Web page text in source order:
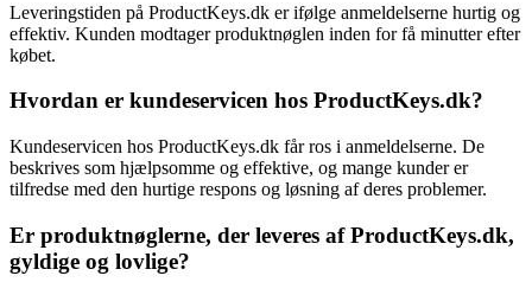
Leveringstiden på ProductKeys.dk er ifølge anmeldelserne hurtig og
effektiv. Kunden modtager produktnøglen inden for få minutter efter
købet.
Hvordan er kundeservicen hos ProductKeys.dk?
Kundeservicen hos ProductKeys.dk får ros i anmeldelserne. De
beskrives som hjælpsomme og effektive, og mange kunder er
tilfredse med den hurtige respons og løsning af deres problemer.
Er produktnøglerne, der leveres af ProductKeys.dk,
gyldige og lovlige?